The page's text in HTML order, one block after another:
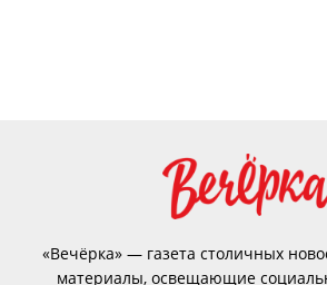
«Вечёрка» — газета столичных
материалы, освещающие